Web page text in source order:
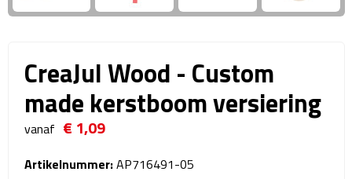
Trolleys
Reistassensets
Weekendtassen
Duffeltassen
CreaJul Wood - Custom
made kerstboom versiering
vanaf € 1,09
Artikelnummer:AP716491-05